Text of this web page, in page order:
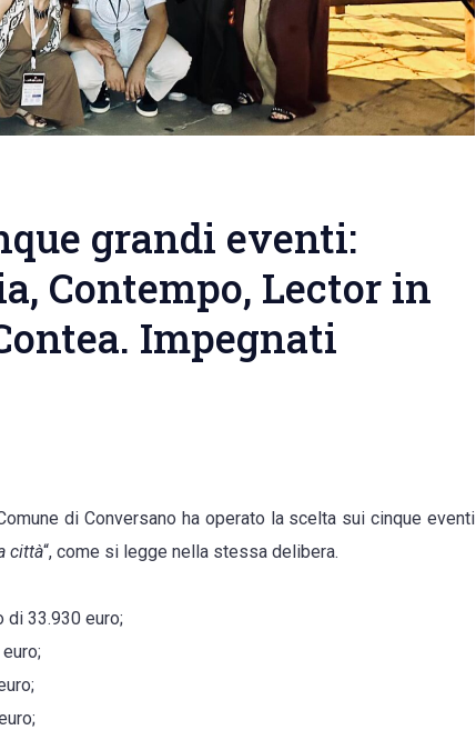
grandi eventi:
Contempo, Lector in
Impegnati
di Conversano ha operato la scelta sui cinque eventi
città“, come si legge nella stessa delibera.
di 33.930 euro;